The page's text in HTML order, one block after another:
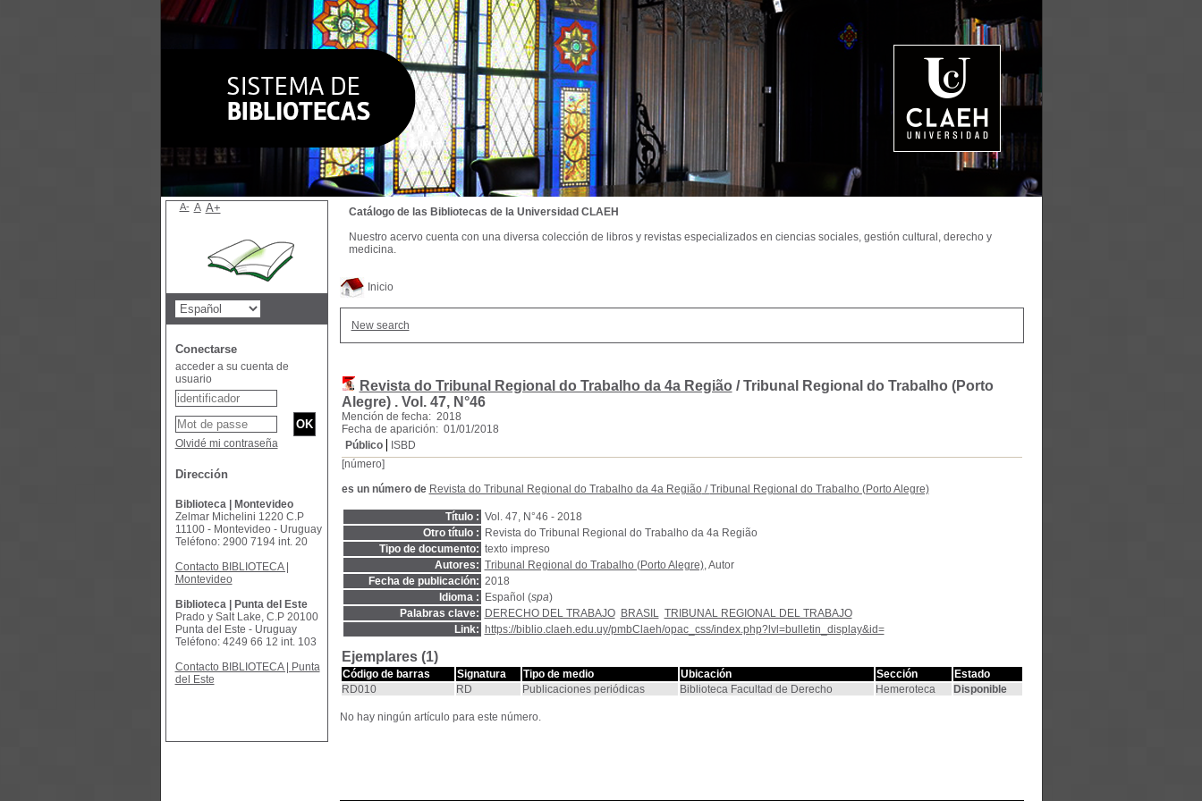
Inicio
New search
Revista do Tribunal Regional do Trabalho da 4a Região / Tribunal Regional do Trabalho (Porto
Alegre) . Vol. 47, N°46
Mención de fecha: 2018
Fecha de aparición: 01/01/2018
Público
ISBD
[número]
es un número de Revista do Tribunal Regional do Trabalho da 4a Região/Tribunal Regional do Trabalho (Porto Alegre)
Título : Vol. 47, N°46 - 2018
Otro título :
Revista do Tribunal Regional do Trabalho da 4a Região
Tipo de documento: texto impreso
Autores: Tribunal Regional do Trabalho (Porto Alegre), Autor
Fecha de publicación: 2018
Idioma :
Español (spa)
Palabras clave:
DERECHO DEL TRABAJO BRASIL TRIBUNAL REGIONAL DEL TRABAJO
Link:
https://biblio.claeh.edu.uy/pmbClaeh/opac_css/index.php?lvl=bulletin_display&id=
Ejemplares (1)
Código de barras Signatura Tipo de medio Ubicación Sección
Estado
RD010
RD Publicaciones periódicas Biblioteca Facultad de Derecho Hemeroteca Disponible
No hay ningún artículo para este número.
Catálogo de las Bibliotecas de la Universidad CLAEH
Nuestro acervo cuenta con una diversa colección de libros y revistas especializados en ciencias sociales, gestión cultural, derecho y
medicina.
A- A A+
Conectarse
acceder a su cuenta de
usuario
Olvidé mi contraseña
Dirección
Biblioteca | Montevideo
Zelmar Michelini 1220 C.P
11100 - Montevideo - Uruguay
Teléfono: 2900 7194 int. 20
Contacto BIBLIOTECA |
Montevideo
Biblioteca | Punta del Este
Prado y Salt Lake, C.P 20100
Punta del Este - Uruguay
Teléfono: 4249 66 12 int. 103
Contacto BIBLIOTECA | Punta
del Este